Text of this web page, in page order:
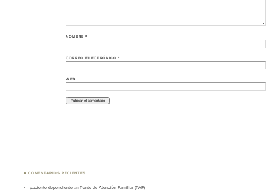
NOMBRE*
CORREO ELECTRÓNICO*
WEB
♣ COMENTARIOS RECIENTES
paciente dependiente enPunto de Atención Familiar (PAF)